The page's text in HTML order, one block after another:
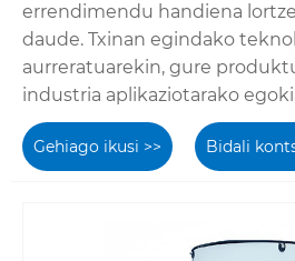
errendimendu handiena
daude. Txinan egindako
aurreratuarekin, gure
industria aplikaziotarako
Gehiago ikusi >> Bidali